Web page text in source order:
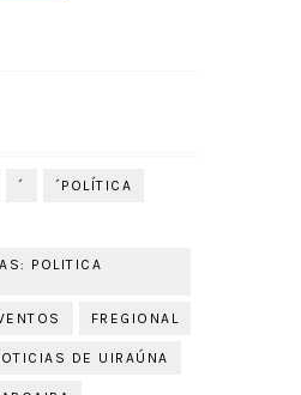
´ ´POLÍTICA
POLITICA
FREGIONAL
DE UIRAÚNA